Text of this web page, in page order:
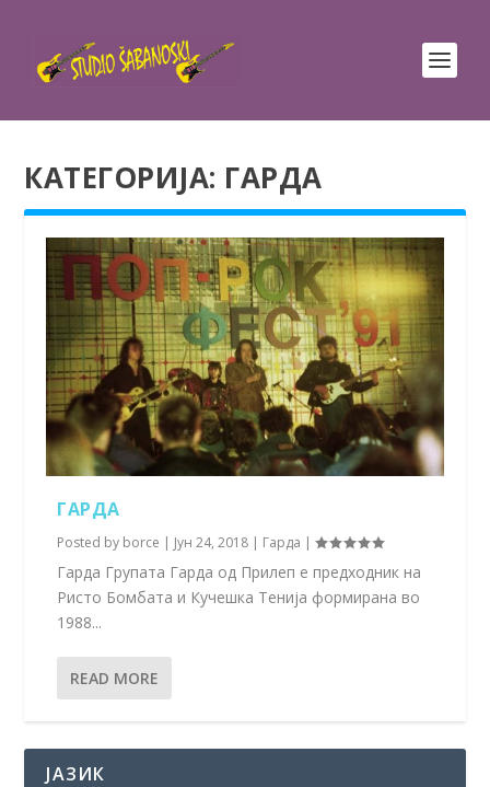
КАТЕГОРИЈА: ГАРДА
ГАРДА
Posted by borce | Јун 24, 2018 | Гарда |
Гарда Групата Гарда од Прилеп е предходник на
Ристо Бомбата и Кучешка Тенија формирана во
1988...
READ MORE
ЈАЗИК